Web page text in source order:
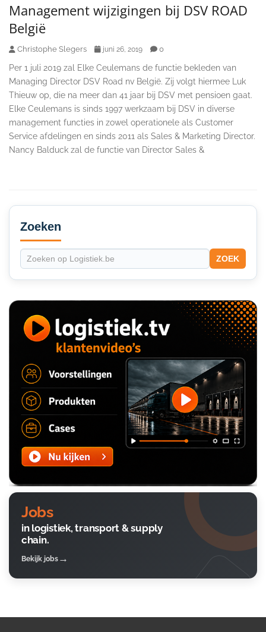
Management wijzigingen bij DSV ROAD
België
Christophe Slegers juni 26, 2019 0
Per 1 juli 2019 zal Elke Ceulemans de functie bekleden van
Managing Director DSV Road nv België. Zij volgt hiermee Luk
Thieuw op, die na meer dan 41 jaar bij DSV met pensioen gaat.
Elke Ceulemans is sinds 1997 werkzaam bij DSV in diverse
management functies in zowel operationele als Customer
Service afdelingen en sinds 2011 als Sales & Marketing Director.
Nancy Balduck zal de functie van Director Sales &
Secondary
Sidebar
Zoeken
ZOEK
Jobs
in logistiek, transport & supply
chain.
Bekijk jobs